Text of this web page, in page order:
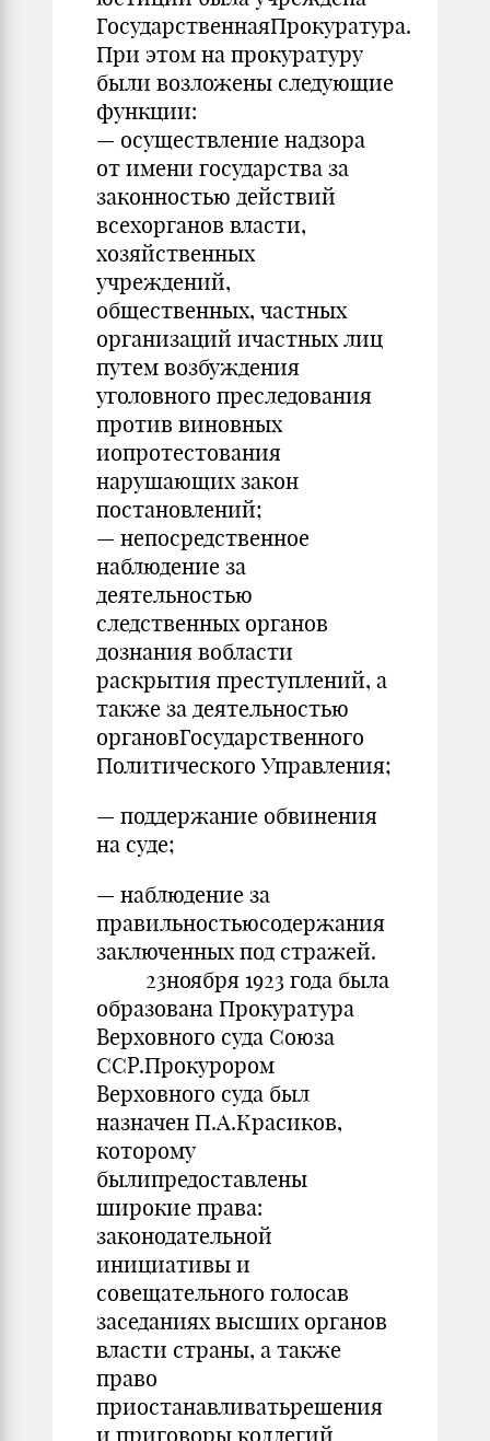
ГосударственнаяПрокуратура.
При этом на прокуратуру
были возложены следующие
функции:
— осуществление надзора
от имени государства за
законностью действий
всехорганов власти,
хозяйственных
учреждений,
общественных, частных
организаций ичастных лиц
путем возбуждения
уголовного преследования
против виновных
иопротестования
нарушающих закон
постановлений;
— непосредственное
наблюдение за
деятельностью
следственных органов
дознания вобласти
раскрытия преступлений, а
также за деятельностью
органовГосударственного
Политического Управления;
— поддержание обвинения
на суде;
— наблюдение за
правильностьюсодержания
заключенных под стражей.
23ноября 1923 года была
образована Прокуратура
Верховного суда Союза
ССР.Прокурором
Верховного суда был
назначен П.А.Красиков,
которому
былипредоставлены
широкие права:
законодательной
инициативы и
совещательного голосав
заседаниях высших органов
власти страны, а также
право
приостанавливатьрешения
и приговоры коллегий